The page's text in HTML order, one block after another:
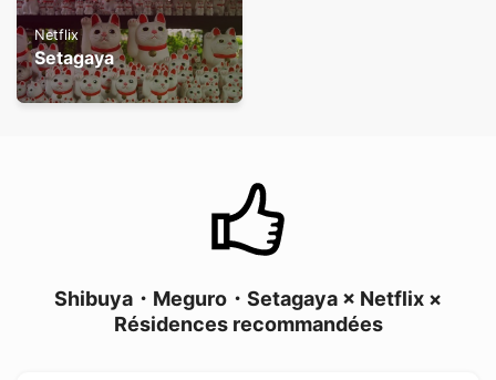
Netflix
Setagaya
Shibuya・Meguro・Setagaya × Netflix ×
Résidences recommandées